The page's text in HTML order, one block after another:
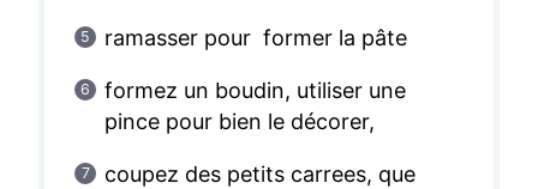
ramasser pour former la pâte
formez un boudin, utiliser une
pince pour bien le décorer,
coupez des petits carrees, que